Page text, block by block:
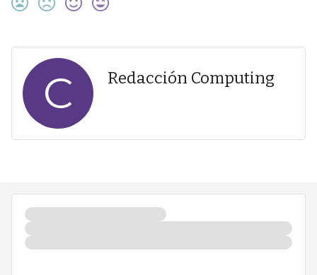
C Redacción Computing